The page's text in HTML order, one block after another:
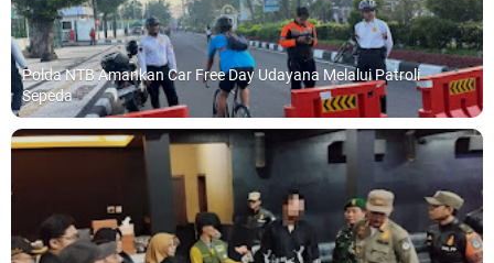
Polda NTB Amankan Car Free Day Udayana Melalui Patroli
Sepeda